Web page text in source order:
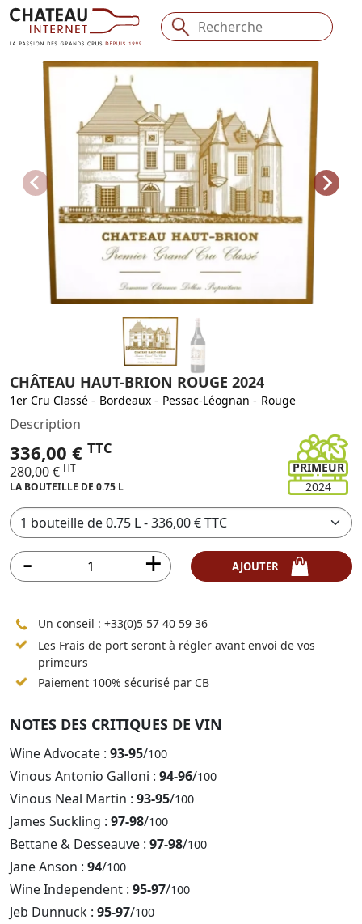
CHÂTEAU HAUT-BRION ROUGE 2024
1er Cru Classé - Bordeaux - Pessac-Léognan - Rouge
PRIMEUR
2024
Description
336,00 € TTC
280,00 € HT
LA BOUTEILLE DE 0.75 L
Un conseil : +33(0)5 57 40 59 36
Les Frais de port seront à régler avant envoi de vos
primeurs
Paiement 100% sécurisé par CB
NOTES DES CRITIQUES DE VIN
Wine Advocate : 93-95/100
Vinous Antonio Galloni : 94-96/100
Vinous Neal Martin : 93-95/100
James Suckling : 97-98/100
Bettane & Desseauve : 97-98/100
Jane Anson : 94/100
Wine Independent : 95-97/100
Jeb Dunnuck : 95-97/100